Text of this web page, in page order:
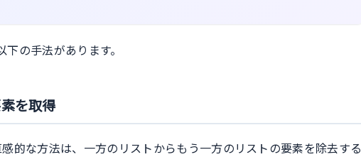
の手法があります。
を取得
的な方法は、一方のリストからもう一方のリストの要素を除去する